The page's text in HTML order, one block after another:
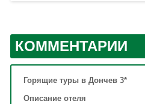
КОММЕНТАРИИ
Горящие туры в Дончев 3*
Описание отеля